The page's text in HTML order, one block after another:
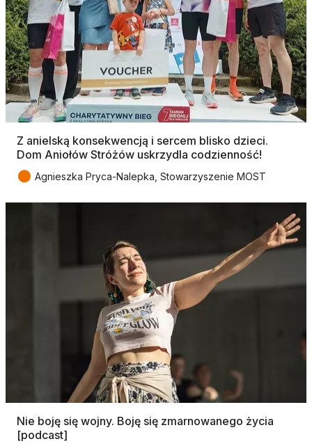
Z anielską konsekwencją i sercem blisko dzieci.
Dom Aniołów Stróżów uskrzydla codzienność!
● Agnieszka Pryca-Nalepka, Stowarzyszenie MOST
Nie boję się wojny. Boję się zmarnowanego życia
[podcast]